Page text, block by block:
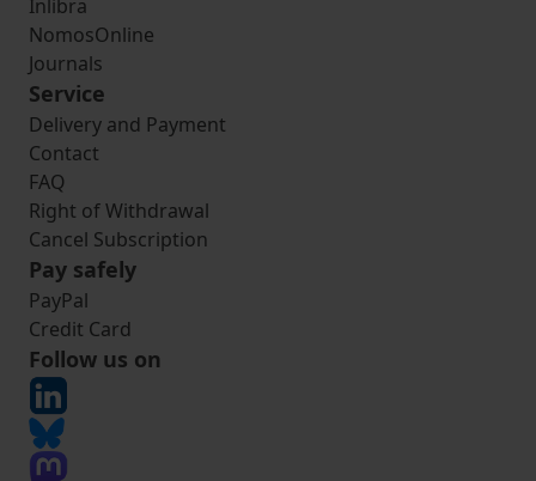
Inlibra
NomosOnline
Journals
Service
Delivery and Payment
Contact
FAQ
Right of Withdrawal
Cancel Subscription
Pay safely
PayPal
Credit Card
Follow us on